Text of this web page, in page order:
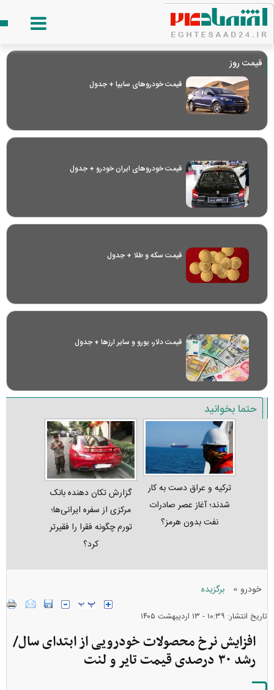
قیمت روز
قیمت خودرو‌های سایپا + جدول
قیمت خودرو‌های ایران خودرو + جدول
قیمت سکه و طلا + جدول
قیمت دلار، یورو و سایر ارز‌ها + جدول
حتما بخوانید
ترکیه و عراق دست به کار
شدند؛ آغاز عصر صادرات
نفت بدون هرمز؟
گزارش تکان‌ دهنده بانک
مرکزی از سفره ایرانی‌ها؛
تورم چگونه فقرا را فقیرتر
کرد؟
خودرو » برگزیده
تاریخ انتشار: ۱۰:۳۹ - ۱۳ ارديبهشت ۱۴۰۵
افزایش نرخ محصولات خودرویی از ابتدای سال/
رشد ۳۰ درصدی قیمت تایر و لنت